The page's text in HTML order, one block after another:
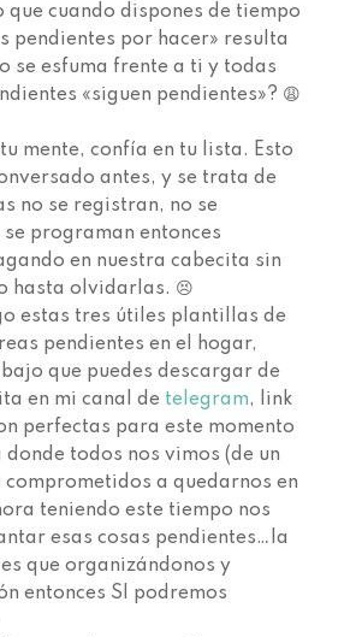
que cuando dispones de tiempo
pendientes por hacer» resulta
se esfuma frente a ti y todas
«siguen pendientes»? ⁣😩⁣⁣⁣⁣
mente, confía en tu lista.⁣⁣⁣⁣ Esto
antes, y se trata de
no se registran, no se
programan entonces
en nuestra cabecita sin
hasta olvidarlas.⁣ 😣⁣⁣⁣⁣
estas tres útiles plantillas de
pendientes en el hogar,
que puedes descargar de
en mi canal de telegram, link
perfectas para este momento
donde todos nos vimos (de un
a quedarnos en
teniendo este tiempo nos
esas cosas pendientes…la
que organizándonos y
entonces SI podremos